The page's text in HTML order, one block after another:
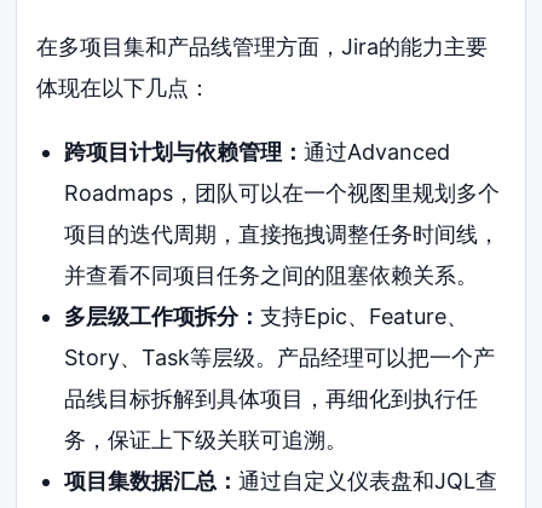
在多项目集和产品线管理方面，Jira的能力主要
体现在以下几点：
跨项目计划与依赖管理： 通过Advanced
Roadmaps，团队可以在一个视图里规划多个
项目的迭代周期，直接拖拽调整任务时间线，
并查看不同项目任务之间的阻塞依赖关系。
多层级工作项拆分： 支持Epic、Feature、
Story、Task等层级。产品经理可以把一个产
品线目标拆解到具体项目，再细化到执行任
务，保证上下级关联可追溯。
项目集数据汇总： 通过自定义仪表盘和JQL查